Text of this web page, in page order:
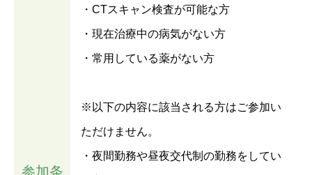
参加条
・CTスキャン検査が可能な方
・現在治療中の病気がない方
・常用している薬がない方
※以下の内容に該当される方はご参加い
ただけません。
・夜間勤務や昼夜交代制の勤務をしてい